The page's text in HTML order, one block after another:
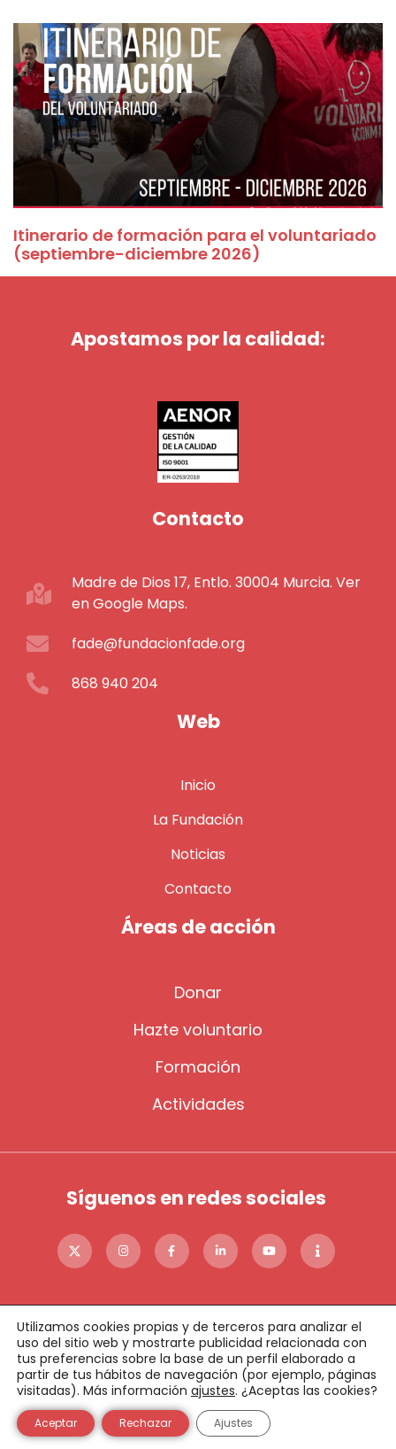
Itinerario de formación para el voluntariado
(septiembre-diciembre 2026)
Apostamos por la calidad:
Contacto
Madre de Dios 17, Entlo. 30004 Murcia. Ver
en Google Maps.
fade@fundacionfade.org
868 940 204
Web
Inicio
La Fundación
Noticias
Contacto
Áreas de acción
Donar
Hazte voluntario
Formación
Actividades
Síguenos en redes sociales
©2023 FADE Política de cookies Política de privacidad
Aviso legal Condiciones de donaciones online
Política de Calidad
Condiciones de uso
Utilizamos cookies propias y de terceros para analizar el
uso del sitio web y mostrarte publicidad relacionada con
tus preferencias sobre la base de un perfil elaborado a
partir de tus hábitos de navegación (por ejemplo, páginas
visitadas). Más información ajustes. ¿Aceptas las cookies?
Aceptar Rechazar Ajustes